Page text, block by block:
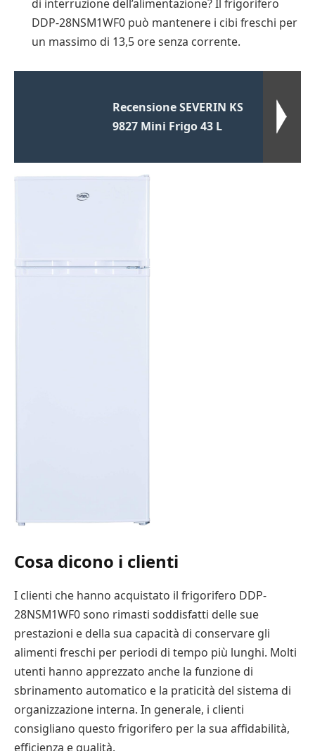
di interruzione dell’alimentazione? Il frigorifero
DDP-28NSM1WF0 può mantenere i cibi freschi per
un massimo di 13,5 ore senza corrente.
Recensione SEVERIN KS
9827 Mini Frigo 43 L
Cosa dicono i clienti
I clienti che hanno acquistato il frigorifero DDP-
28NSM1WF0 sono rimasti soddisfatti delle sue
prestazioni e della sua capacità di conservare gli
alimenti freschi per periodi di tempo più lunghi. Molti
utenti hanno apprezzato anche la funzione di
sbrinamento automatico e la praticità del sistema di
organizzazione interna. In generale, i clienti
consigliano questo frigorifero per la sua affidabilità,
efficienza e qualità.